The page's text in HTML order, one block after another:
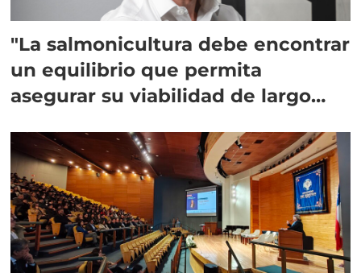
"La salmonicultura debe encontrar
un equilibrio que permita
asegurar su viabilidad de largo